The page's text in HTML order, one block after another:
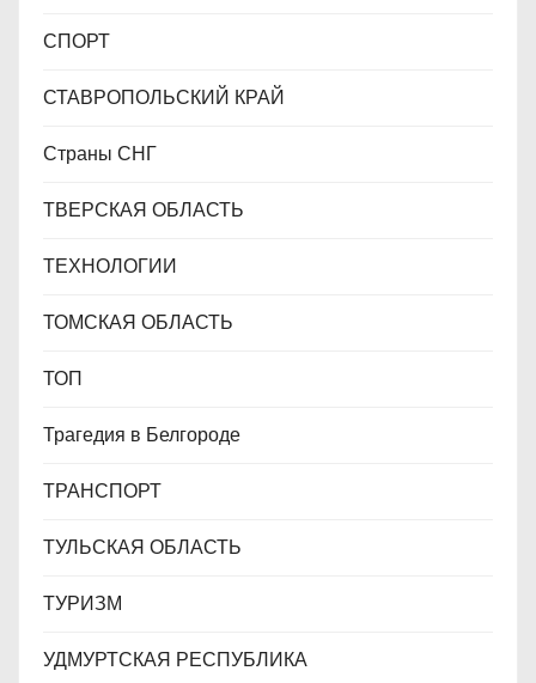
СПОРТ
СТАВРОПОЛЬСКИЙ КРАЙ
Страны СНГ
ТВЕРСКАЯ ОБЛАСТЬ
ТЕХНОЛОГИИ
ТОМСКАЯ ОБЛАСТЬ
ТОП
Трагедия в Белгороде
ТРАНСПОРТ
ТУЛЬСКАЯ ОБЛАСТЬ
ТУРИЗМ
УДМУРТСКАЯ РЕСПУБЛИКА